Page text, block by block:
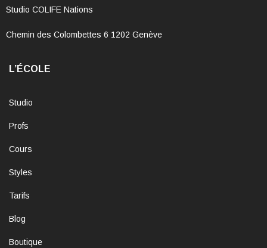
Studio COLIFE Nations
Chemin des Colombettes 6 1202 Genève
L’ÉCOLE
Studio
Profs
Cours
Styles
Tarifs
Blog
Boutique